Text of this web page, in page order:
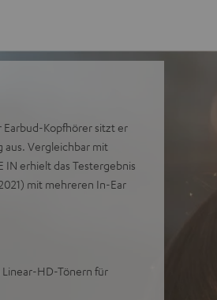
Earbud-Kopfhörer sitzt er
aus. Vergleichbar mit
IN erhielt das Testergebnis
mit mehreren In-Ear
HD-Tönern für